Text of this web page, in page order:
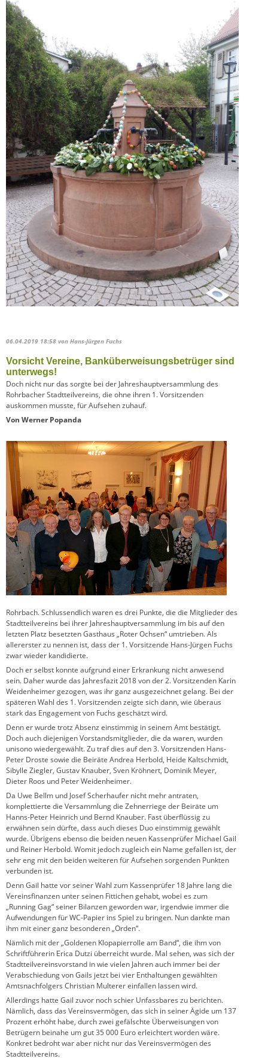
06.04.2019 18:58 von Hans-Jürgen Fuchs
Vorsicht Vereine, Banküberweisungsbetrüger sind
unterwegs!
Doch nicht nur das sorgte bei der Jahreshauptversammlung des
Rohrbacher Stadtteilvereins, die ohne ihren 1. Vorsitzenden
auskommen musste, für Aufsehen zuhauf.
Von Werner Popanda
Rohrbach. Schlussendlich waren es drei Punkte, die die Mitglieder des
Stadtteilvereins bei ihrer Jahreshauptversammlung im bis auf den
letzten Platz besetzten Gasthaus „Roter Ochsen“ umtrieben. Als
allererster zu nennen ist, dass der 1. Vorsitzende Hans-Jürgen Fuchs
zwar wieder kandidierte.
Doch er selbst konnte aufgrund einer Erkrankung nicht anwesend
sein. Daher wurde das Jahresfazit 2018 von der 2. Vorsitzenden Karin
Weidenheimer gezogen, was ihr ganz ausgezeichnet gelang. Bei der
späteren Wahl des 1. Vorsitzenden zeigte sich dann, wie überaus
stark das Engagement von Fuchs geschätzt wird.
Denn er wurde trotz Absenz einstimmig in seinem Amt bestätigt.
Doch auch diejenigen Vorstandsmitglieder, die da waren, wurden
unisono wiedergewählt. Zu traf dies auf den 3. Vorsitzenden Hans-
Peter Droste sowie die Beiräte Andrea Herbold, Heide Kaltschmidt,
Sibylle Ziegler, Gustav Knauber, Sven Kröhnert, Dominik Meyer,
Dieter Roos und Peter Weidenheimer.
Da Uwe Bellm und Josef Scherhaufer nicht mehr antraten,
komplettierte die Versammlung die Zehnerriege der Beiräte um
Hanns-Peter Heinrich und Bernd Knauber. Fast überflüssig zu
erwähnen sein dürfte, dass auch dieses Duo einstimmig gewählt
wurde. Übrigens ebenso die beiden neuen Kassenprüfer Michael Gail
und Reiner Herbold. Womit jedoch zugleich ein Name gefallen ist, der
sehr eng mit den beiden weiteren für Aufsehen sorgenden Punkten
verbunden ist.
Denn Gail hatte vor seiner Wahl zum Kassenprüfer 18 Jahre lang die
Vereinsfinanzen unter seinen Fittichen gehabt, wobei es zum
„Running Gag“ seiner Bilanzen geworden war, irgendwie immer die
Aufwendungen für WC-Papier ins Spiel zu bringen. Nun dankte man
ihm mit einer ganz besonderen „Orden“.
Nämlich mit der „Goldenen Klopapierrolle am Band“, die ihm von
Schriftführerin Erica Dutzi überreicht wurde. Mal sehen, was sich der
Stadtteilvereinsvorstand in wie vielen Jahren auch immer bei der
Verabschiedung von Gails jetzt bei vier Enthaltungen gewählten
Amtsnachfolgers Christian Multerer einfallen lassen wird.
Allerdings hatte Gail zuvor noch schier Unfassbares zu berichten.
Nämlich, dass das Vereinsvermögen, das sich in seiner Ägide um 137
Prozent erhöht habe, durch zwei gefälschte Überweisungen von
Betrügern beinahe um gut 35 000 Euro erleichtert worden wäre.
Konkret bedroht war aber nicht nur das Vereinsvermögen des
Stadtteilvereins.